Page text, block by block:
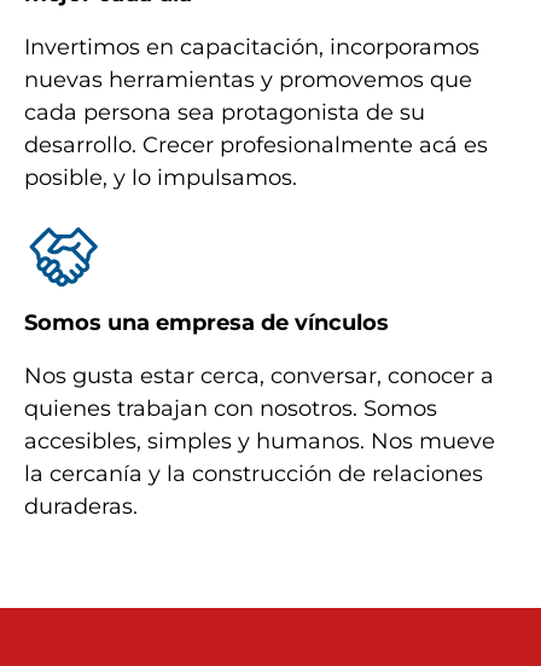
Invertimos en capacitación, incorporamos
nuevas herramientas y promovemos que
cada persona sea protagonista de su
desarrollo. Crecer profesionalmente acá es
posible, y lo impulsamos.
Somos una empresa de vínculos
Nos gusta estar cerca, conversar, conocer a
quienes trabajan con nosotros. Somos
accesibles, simples y humanos. Nos mueve
la cercanía y la construcción de relaciones
duraderas.